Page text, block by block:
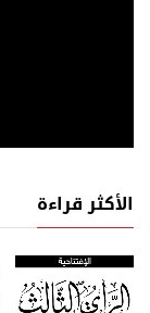
الأكثر قراءة